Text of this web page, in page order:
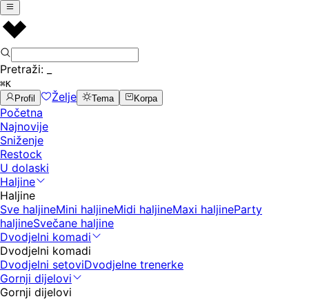
Pretraži:
⌘K
Profil
Želje Tema Korpa
Početna
Najnovije
Sniženje
Restock
U dolaski
Haljine
Haljine
Sve haljineMini haljineMidi haljineMaxi haljineParty
haljineSvečane haljine
Dvodjelni komadi
Dvodjelni komadi
Dvodjelni setoviDvodjelne trenerke
Gornji dijelovi
Gornji dijelovi